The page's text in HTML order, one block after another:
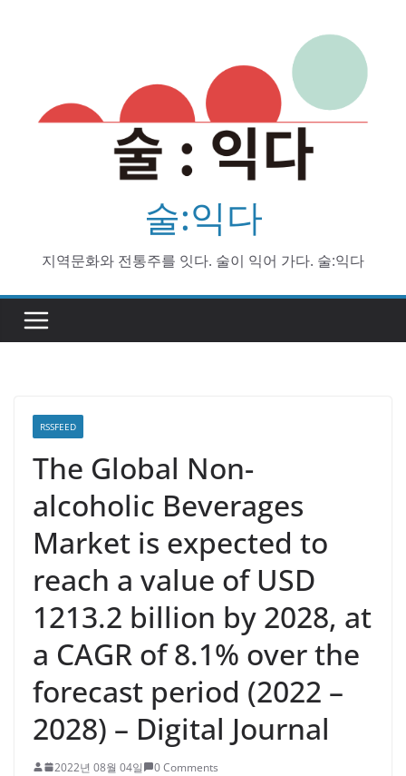
술:익다
지역문화와 전통주를 잇다. 술이 익어 가다. 술:익다
RSSFEED
The Global Non-
alcoholic Beverages
Market is expected to
reach a value of USD
1213.2 billion by 2028, at
a CAGR of 8.1% over the
forecast period (2022 –
2028) – Digital Journal
2022년 08월 04일 0 Comments